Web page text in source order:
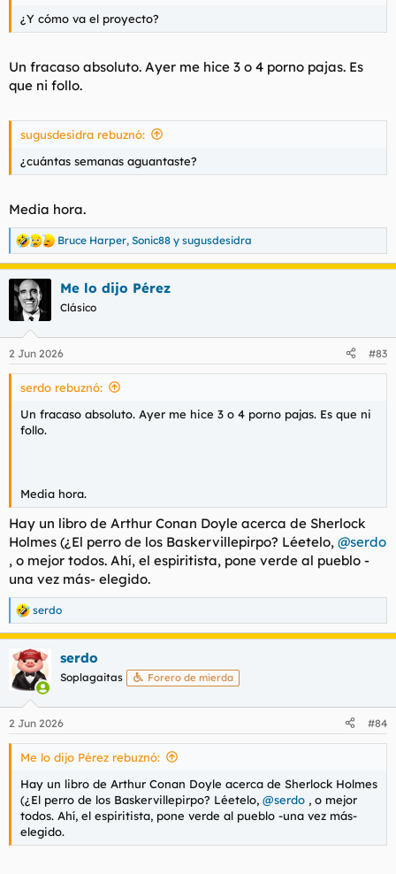
¿Y cómo va el proyecto?
Un fracaso absoluto. Ayer me hice 3 o 4 porno pajas. Es
que ni follo.
sugusdesidra rebuznó:
¿cuántas semanas aguantaste?
Media hora.
R
e
a
c
c
e
s
Bruce Harper, Sonic88 y sugusdesidra
Me lo dijo Pérez
Clásico
2 Jun 2026 #83
serdo rebuznó:
Un fracaso absoluto. Ayer me hice 3 o 4 porno pajas. Es que ni
follo.
Media hora.
Hay un libro de Arthur Conan Doyle acerca de Sherlock
Holmes (¿ El perro de los Baskervillepirpo? Léetelo, @serdo
, o mejor todos. Ahí, el espiritista, pone verde al pueblo -
una vez más- elegido.
R
e
a
c
c
i
e
s
serdo
serdo
Soplagaitas Forero de mierda
2 Jun 2026 #84
Me lo dijo Pérez rebuznó:
Hay un libro de Arthur Conan Doyle acerca de Sherlock Holmes
(¿El perro de los Baskervillepirpo? Léetelo, @serdo , o mejor
todos. Ahí, el espiritista, pone verde al pueblo -una vez más-
elegido.